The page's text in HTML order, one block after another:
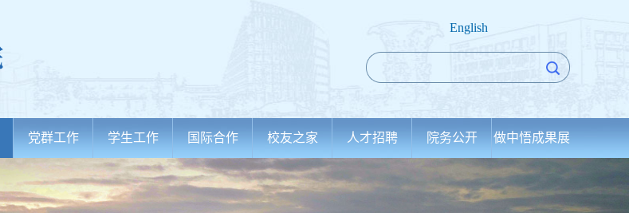
English
党群工作 学生工作 国际合作 校友之家 人才招聘 院务公开 做中悟成果展